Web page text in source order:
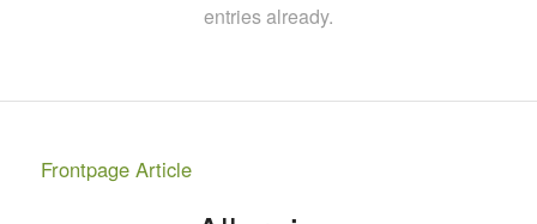
entries already.
Frontpage Article